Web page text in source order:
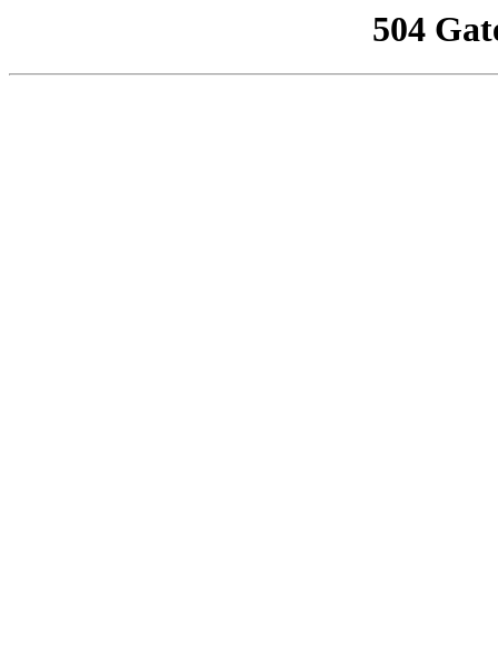
504